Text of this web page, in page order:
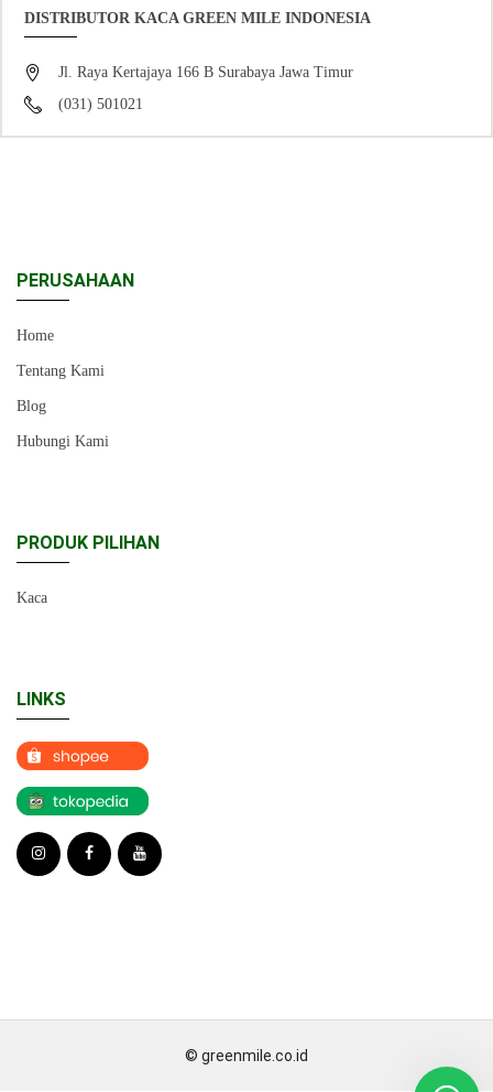
DISTRIBUTOR KACA GREEN MILE INDONESIA
Jl. Raya Kertajaya 166 B Surabaya Jawa Timur
(031) 501021
PERUSAHAAN
Home
Tentang Kami
Blog
Hubungi Kami
PRODUK PILIHAN
Kaca
LINKS
© greenmile.co.id